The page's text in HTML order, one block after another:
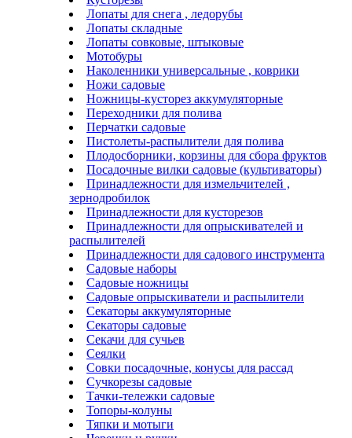
Лопаты для снега , ледорубы
Лопаты складные
Лопаты совковые, штыковые
Мотобуры
Наколенники универсальные , коврики
Ножи садовые
Ножницы-кусторез аккумуляторные
Переходники для полива
Перчатки садовые
Пистолеты-распылители для полива
Плодосборники, корзины для сбора фруктов
Посадочные вилки садовые (культиваторы)
Принадлежности для измельчителей ,
зернодробилок
Принадлежности для кусторезов
Принадлежности для опрыскивателей и
распылителей
Принадлежности для садового инструмента
Садовые наборы
Садовые ножницы
Садовые опрыскиватели и распылители
Секаторы аккумуляторные
Секаторы садовые
Секачи для сучьев
Сеялки
Совки посадочные, конусы для рассад
Сучкорезы садовые
Тачки-тележки садовые
Топоры-колуны
Тяпки и мотыги